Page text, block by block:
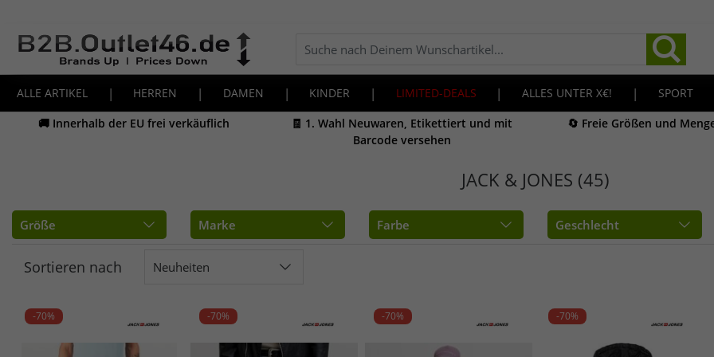
ALLE ARTIKEL | HERREN | DAMEN | KINDER | LIMITED-DEALS | ALLES UNTER X€! | SPORT
🚚 Innerhalb der EU frei verkäuflich
🧾 1. Wahl Neuwaren, Etikettiert und mit
Barcode versehen
🔄 Freie Größen und
JACK & JONES (45)
Größe Marke Farbe Geschlecht
Sortieren nach Neuheiten
-70% -70% -70% -70%